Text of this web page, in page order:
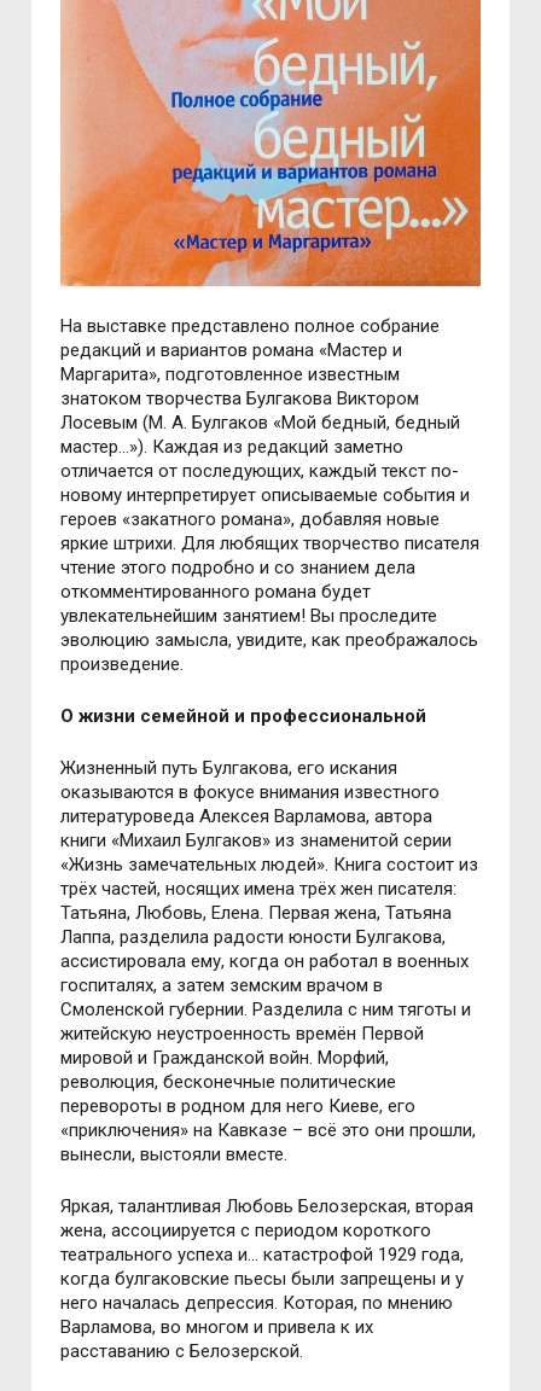
На выставке представлено полное собрание
редакций и вариантов романа «Мастер и
Маргарита», подготовленное известным
знатоком творчества Булгакова Виктором
Лосевым (М. А. Булгаков «Мой бедный, бедный
мастер…»). Каждая из редакций заметно
отличается от последующих, каждый текст по-
новому интерпретирует описываемые события и
героев «закатного романа», добавляя новые
яркие штрихи. Для любящих творчество писателя
чтение этого подробно и со знанием дела
откомментированного романа будет
увлекательнейшим занятием! Вы проследите
эволюцию замысла, увидите, как преображалось
произведение.
О жизни семейной и профессиональной
Жизненный путь Булгакова, его искания
оказываются в фокусе внимания известного
литературоведа Алексея Варламова, автора
книги «Михаил Булгаков» из знаменитой серии
«Жизнь замечательных людей». Книга состоит из
трёх частей, носящих имена трёх жен писателя:
Татьяна, Любовь, Елена. Первая жена, Татьяна
Лаппа, разделила радости юности Булгакова,
ассистировала ему, когда он работал в военных
госпиталях, а затем земским врачом в
Смоленской губернии. Разделила с ним тяготы и
житейскую неустроенность времён Первой
мировой и Гражданской войн. Морфий,
революция, бесконечные политические
перевороты в родном для него Киеве, его
«приключения» на Кавказе – всё это они прошли,
вынесли, выстояли вместе.
Яркая, талантливая Любовь Белозерская, вторая
жена, ассоциируется с периодом короткого
театрального успеха и… катастрофой 1929 года,
когда булгаковские пьесы были запрещены и у
него началась депрессия. Которая, по мнению
Варламова, во многом и привела к их
расставанию с Белозерской.